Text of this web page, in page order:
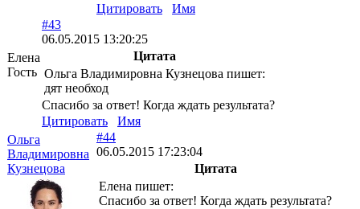
Цитировать
Имя
Елена
Гость
#43
06.05.2015 13:20:25
Цитата
Ольга Владимировна Кузнецова пишет:
дят необход
Спасибо за ответ! Когда ждать результата?
Цитировать
Имя
Ольга
Владимировна
Кузнецова
#44
06.05.2015 17:23:04
Цитата
Елена пишет:
Спасибо за ответ! Когда ждать результата?